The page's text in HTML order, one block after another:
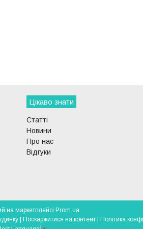
Цікаво знати
Статті
Новини
Про нас
Відгуки
на маркетплейсі Prom.ua
Поскаржитися на контент
Політика